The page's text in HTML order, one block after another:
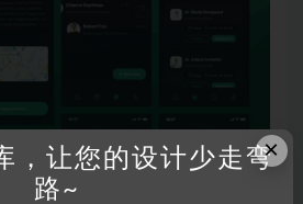
×
，让您的设计少走弯
路~